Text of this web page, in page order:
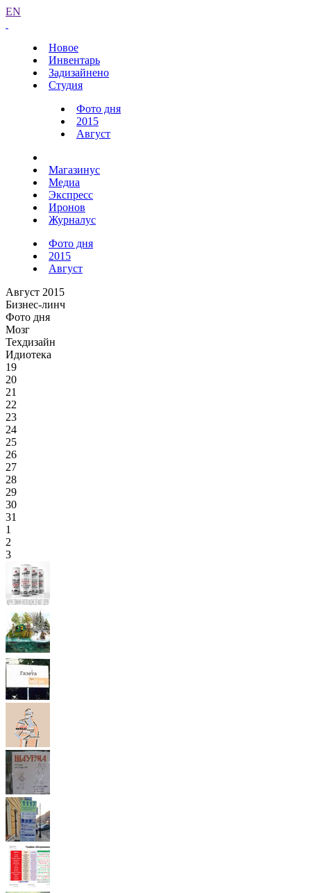
EN
Новое
Инвентарь
Задизайнено
Студия
Фото дня
2015
Август
Магазинус
Медиа
Экспресс
Иронов
Журналус
Фото дня
2015
Август
Август 2015
Бизнес-линч
Фото дня
Мозг
Техдизайн
Идиотека
19
20
21
22
23
24
25
26
27
28
29
30
31
1
2
3